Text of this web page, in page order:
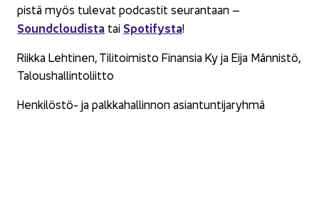
pistä myös tu­le­vat podcas­tit seu­ran­taan –
Soundclou­dis­ta tai Spo­ti­fys­ta!
Riik­ka Leh­ti­nen, Ti­li­toi­mis­to Fi­nan­sia Ky ja Eija Män­nis­tö,
Ta­lous­hal­lin­to­liit­to
Henkilöstö-​ ja palk­ka­hal­lin­non asian­tun­ti­ja­ryh­mä